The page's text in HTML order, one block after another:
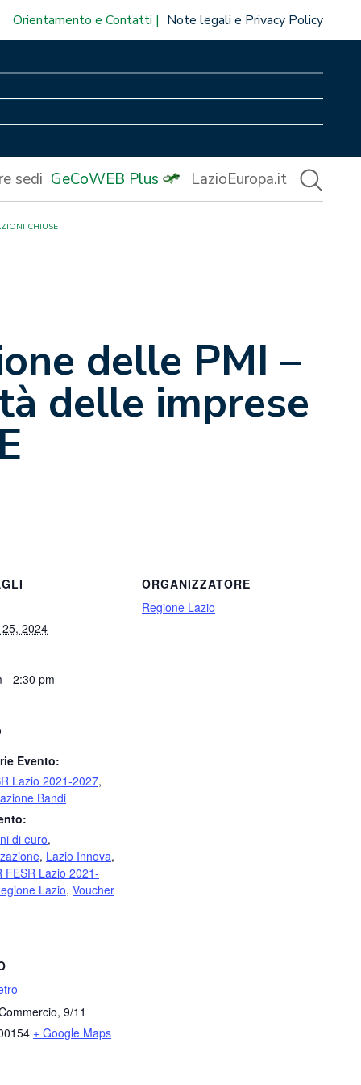
Orientamento e Contatti Note legali e Privacy Policy
sedi GeCoWEB Plus LazioEuropa.it
CHIUSE
delle PMI –
delle imprese
2024
- 2:30 pm
Evento:
Lazio 2021-2027,
Bandi
di euro,
, Lazio Innova,
FESR Lazio 2021-
Lazio, Voucher
ORGANIZZATORE
Regione Lazio
9/11
+ Google Maps